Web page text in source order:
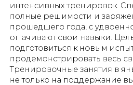
интенсивных тренировок.
полные решимости и
прошедшего года, с
оттачивают свои навыки.
подготовиться к новым
продемонстрировать весь
Тренировочные занятия в
не только на поддержание